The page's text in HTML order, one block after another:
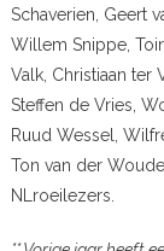
Schaverien, Geert
Willem Snippe,
Valk, Christiaan ter
Steffen de Vries,
Ruud Wessel,
Ton van der
NLroeilezers.